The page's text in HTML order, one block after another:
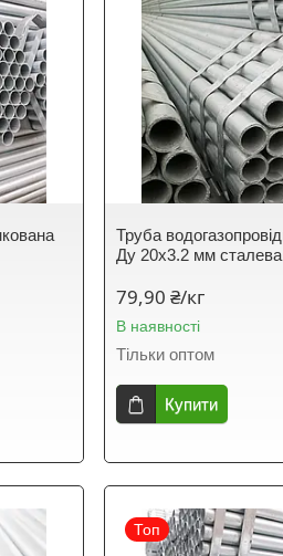
Труба
Ду 20х3.2 мм
79,90 ₴/кг
В наявності
Тільки оптом
Купити
Топ